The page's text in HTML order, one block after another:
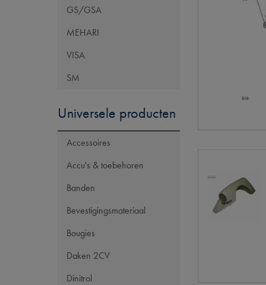
GS/GSA
MEHARI
VISA
SM
Universele producten
Accessoires
Accu's & toebehoren
Banden
Bevestigingsmateriaal
Bougies
Daken 2CV
Dinitrol